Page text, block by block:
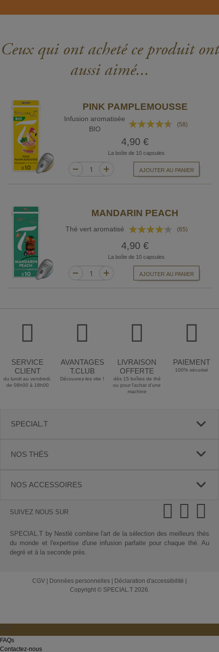
Ceux qui ont acheté ce produit ont
aussi aimé...
PINK PAMPLEMOUSSE
Infusion aromatisée
BIO
Rating:
(58)
4,90 €
La boîte de 10 capsules
AJOUTER AU PANIER
MANDARIN PEACH
Thé vert aromatisé
Rating:
82%
(65)
4,90 €
La boîte de 10 capsules
AJOUTER AU PANIER
SERVICE
CLIENT
du lundi au vendredi,
de 08h00 à 18h00
AVANTAGES
T.CLUB
Découvrez-les vite !
LIVRAISON
OFFERTE
dès 15 boîtes de thé
ou pour l'achat d'une
machine
PAIEMENT
100% sécurisé
SPECIAL.T
NOS THÉS
NOS ACCESSOIRES
SUIVEZ NOUS SUR
SPECIAL.T by Nestlé combine l'art de la sélection des meilleurs thés
du monde et l'expertise d'une infusion parfaite pour chaque thé. Au
degré et à la seconde près.
CGV Données personnelles Déclaration d'accessibilité
Copyright © SPECIAL.T 2026.
Aide
FAQs
Contactez-nous